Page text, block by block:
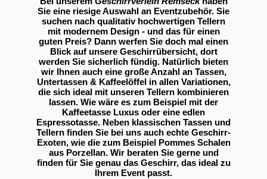
Sie eine riesige Auswahl an Eventzubehör. Sie
suchen nach qualitativ hochwertigen Tellern
mit modernem Design - und das für einen
guten Preis? Dann werfen Sie doch mal einen
Blick auf unsere Geschirrübersicht, dort
werden Sie sicherlich fündig. Natürlich bieten
wir Ihnen auch eine große Anzahl an Tassen,
Untertassen & Kaffeelöffel in allen Variationen,
die sich ideal mit unseren Tellern kombinieren
lassen. Wie wäre es zum Beispiel mit der
Kaffeetasse Luxus oder eine edlen
Espressotasse. Neben klassischen Tassen und
Tellern finden Sie bei uns auch echte Geschirr-
Exoten, wie die zum Beispiel Pommes Schalen
aus Porzellan. Wir beraten Sie gerne und
finden für Sie genau das Geschirr, das ideal zu
Ihrem Event passt.